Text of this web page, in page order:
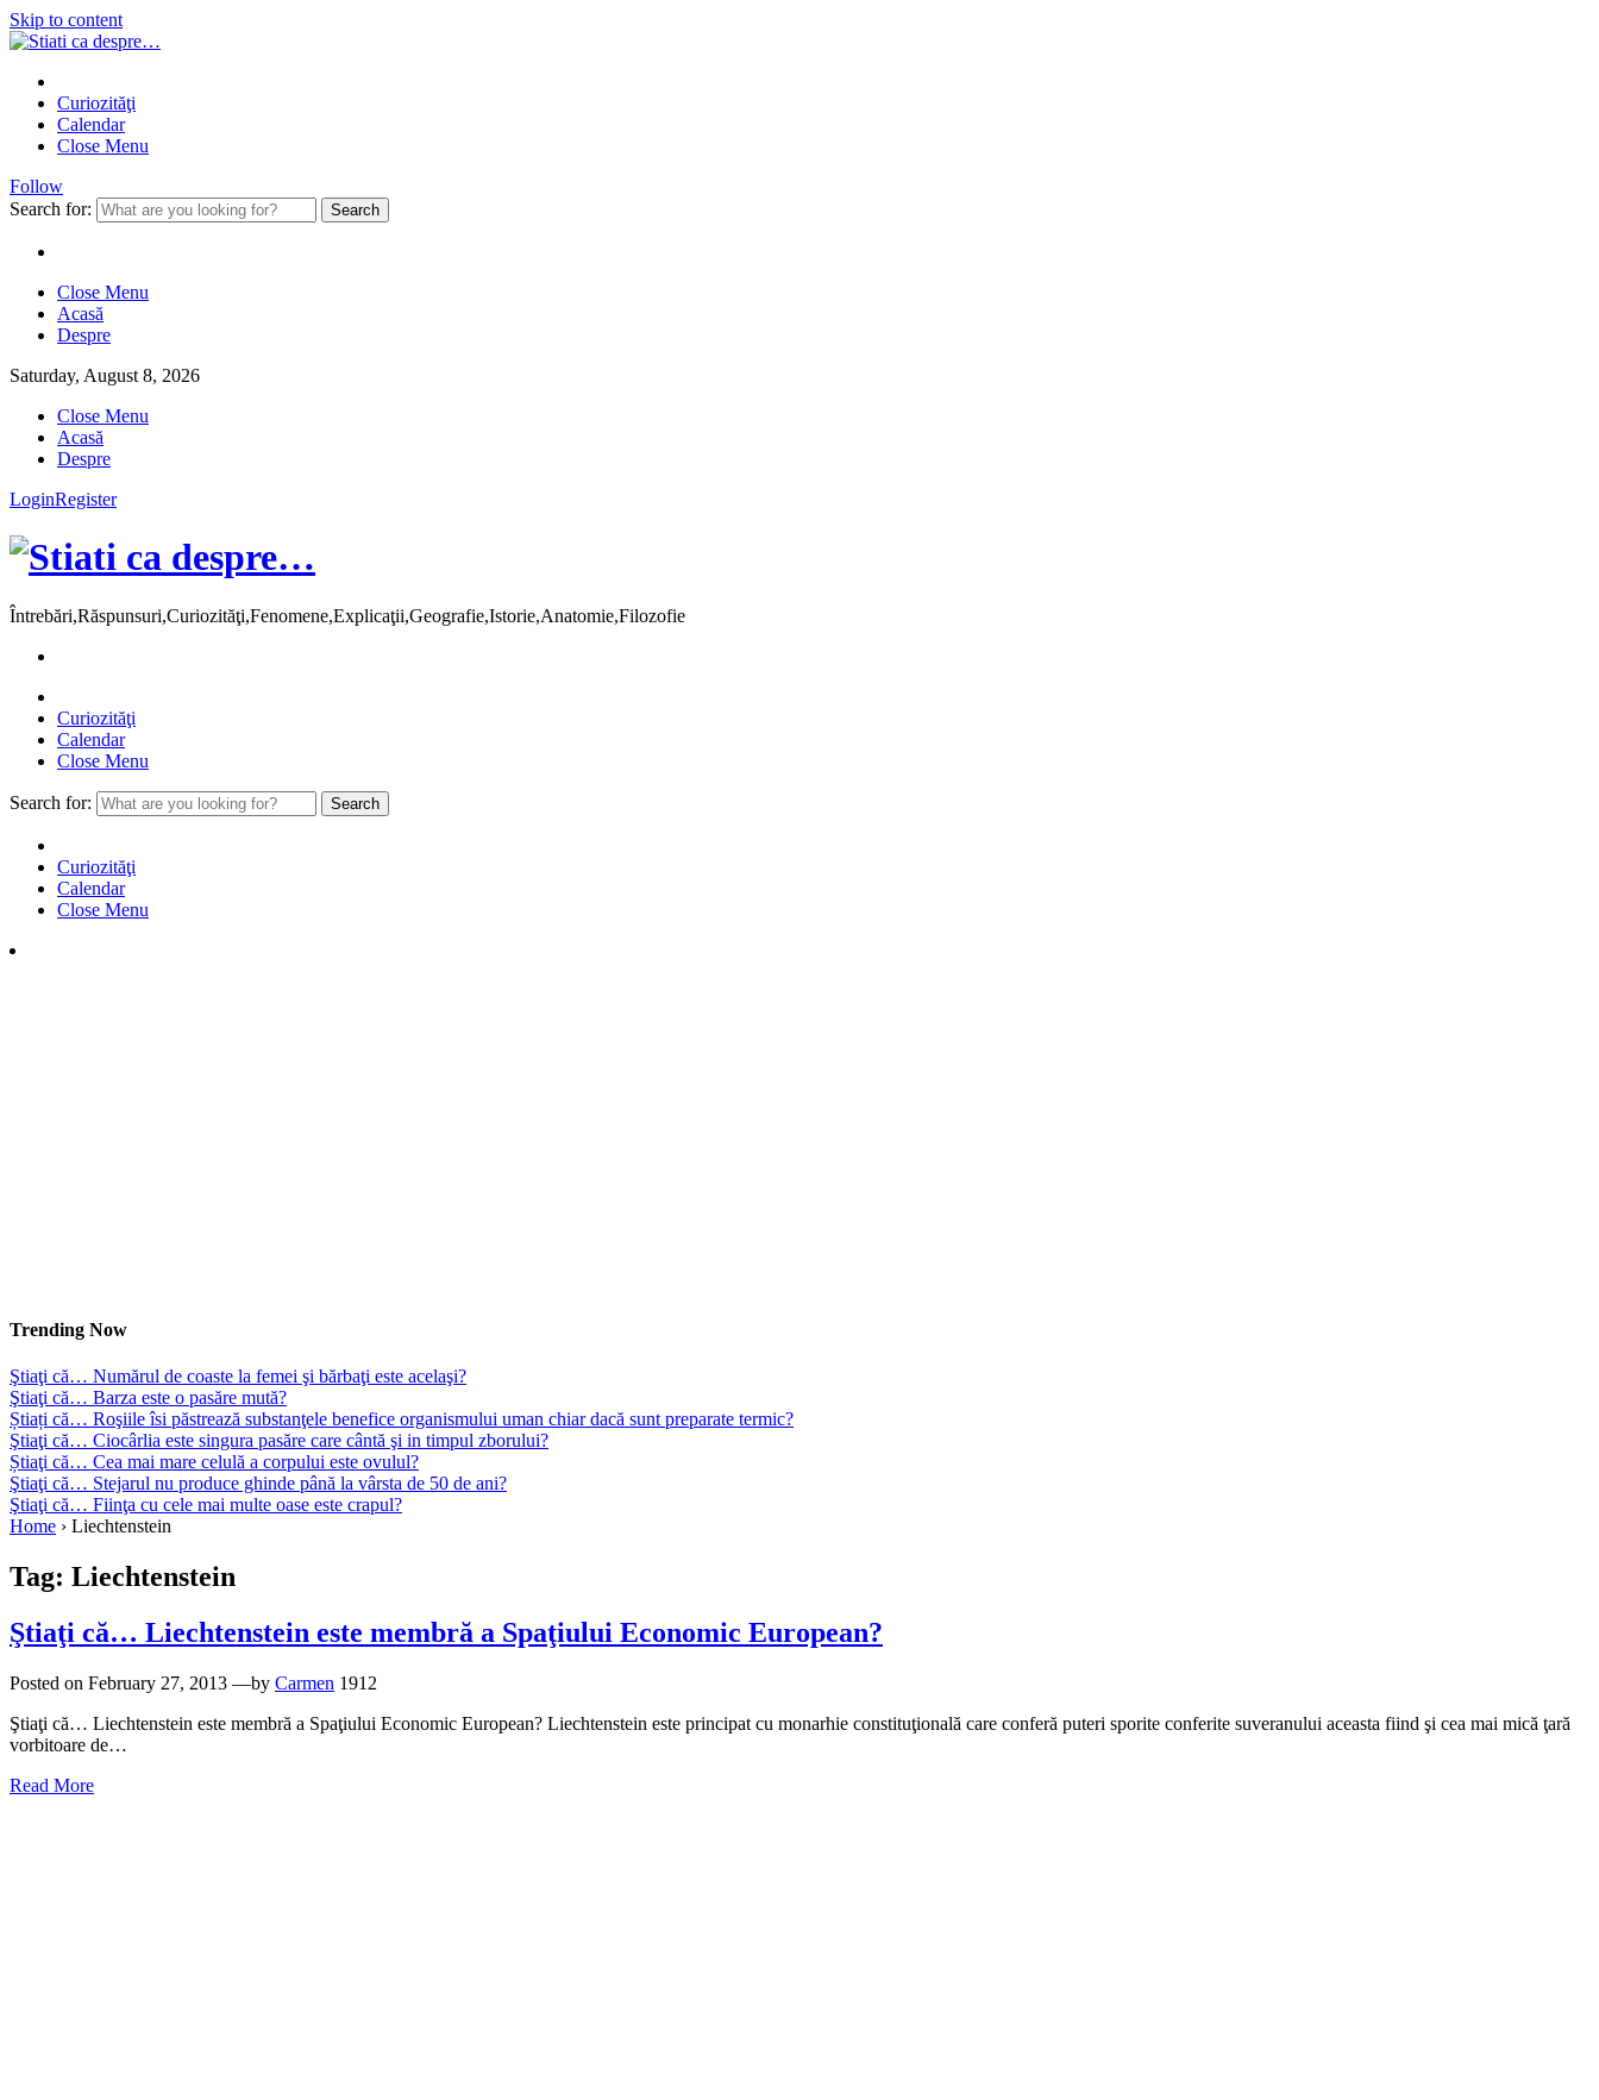
Skip to content
Curiozităţi
Calendar
Close Menu
Follow
Search for:
Close Menu
Acasă
Despre
Saturday, August 8, 2026
Close Menu
Acasă
Despre
LoginRegister
Întrebări,Răspunsuri,Curiozităţi,Fenomene,Explicaţii,Geografie,Istorie,Anatomie,Filozofie
Curiozităţi
Calendar
Close Menu
Search for:
Curiozităţi
Calendar
Close Menu
Trending Now
Ştiaţi că… Numărul de coaste la femei şi bărbaţi este acelaşi?
Ştiaţi că… Barza este o pasăre mută?
Știați că… Roşiile îsi păstrează substanţele benefice organismului uman chiar dacă sunt preparate termic?
Ştiaţi că… Ciocârlia este singura pasăre care cântă şi in timpul zborului?
Știaţi că… Cea mai mare celulă a corpului este ovulul?
Ştiaţi că… Stejarul nu produce ghinde până la vârsta de 50 de ani?
Ştiaţi că… Fiinţa cu cele mai multe oase este crapul?
Home › Liechtenstein
Tag: Liechtenstein
Ştiaţi că… Liechtenstein este membră a Spaţiului Economic European?
Posted on February 27, 2013 —by Carmen 1912
Ştiaţi că… Liechtenstein este membră a Spaţiului Economic European? Liechtenstein este principat cu monarhie constituţională care conferă puteri sporite conferite suveranului aceasta fiind şi cea mai mică ţară
vorbitoare de…
Read More